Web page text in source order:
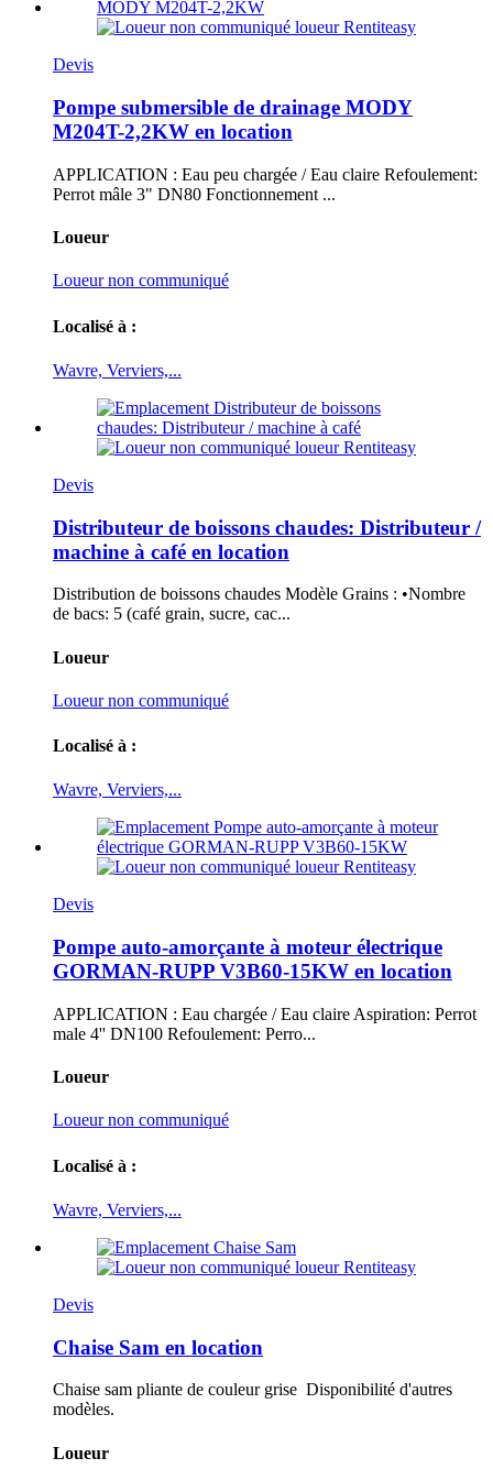
Devis
Pompe submersible de drainage MODY
M204T-2,2KW en location
APPLICATION : Eau peu chargée / Eau claire Refoulement:
Perrot mâle 3" DN80 Fonctionnement ...
Loueur
Loueur non communiqué
Localisé à :
Wavre, Verviers,...
Devis
Distributeur de boissons chaudes: Distributeur /
machine à café en location
Distribution de boissons chaudes Modèle Grains : •Nombre
de bacs: 5 (café grain, sucre, cac...
Loueur
Loueur non communiqué
Localisé à :
Wavre, Verviers,...
Devis
Pompe auto-amorçante à moteur électrique
GORMAN-RUPP V3B60-15KW en location
APPLICATION : Eau chargée / Eau claire Aspiration: Perrot
male 4'' DN100 Refoulement: Perro...
Loueur
Loueur non communiqué
Localisé à :
Wavre, Verviers,...
Devis
Chaise Sam en location
Chaise sam pliante de couleur grise Disponibilité d'autres
modèles.
Loueur